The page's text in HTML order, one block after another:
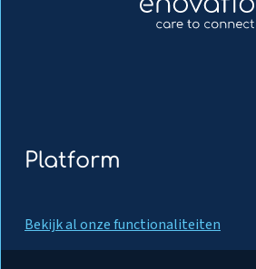
Platform
Bekijk al onze functionaliteiten